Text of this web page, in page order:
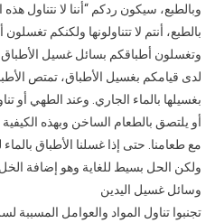
وبالطبع، سيكون ردكم “أننا لا نتناول هذه
بالطبع، أنتم لا تتناولونها ولكنكم
وتغسلون أطباقكم بسائل غسيل الأطباق
لدى قيامكم بغسيل الأطباق، تمتص
بغسيلها بالماء الجاري. وعند الطهي أو
أو يلتصق بالطعام الساخن وبهذه
مع طعامنا. حتى إذا غسلنا الأطباق
ولكن الحل بسيط للغاية وهو إضافة
وسائل غسيل اليدين
تجنبوا تناول المواد والعوامل المسببة